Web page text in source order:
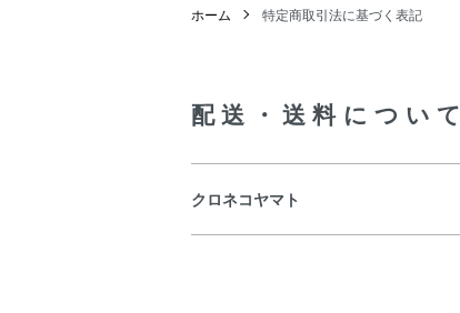
ホーム 特定商取引法に基づく表記
配送・送料について
クロネコヤマト